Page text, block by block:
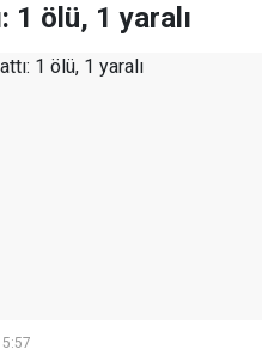
1 ölü, 1 yaralı